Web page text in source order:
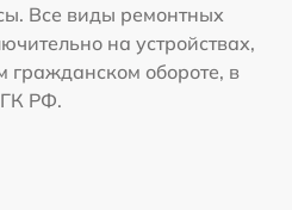
Все виды ремонтных
на устройствах,
гражданском обороте, в
ГК РФ.